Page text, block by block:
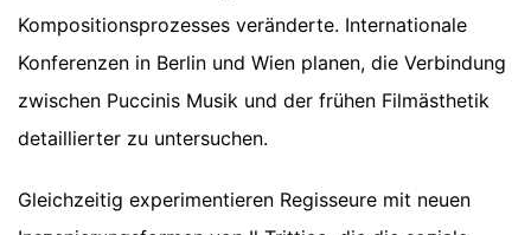
Kompositionsprozesses veränderte. Internationale
Konferenzen in Berlin und Wien planen, die Verbindung
zwischen Puccinis Musik und der frühen Filmästhetik
detaillierter zu untersuchen.
Gleichzeitig experimentieren Regisseure mit neuen